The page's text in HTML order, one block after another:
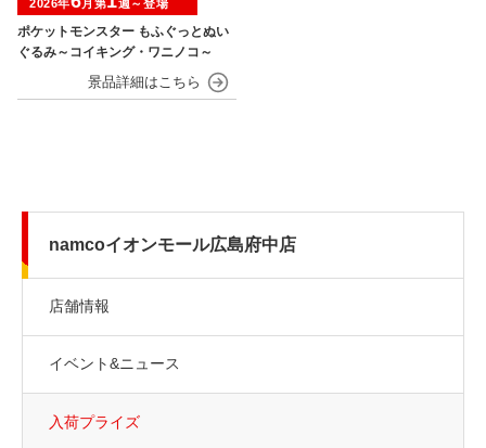
ポケットモンスター もふぐっとぬい
ぐるみ～コイキング・ワニノコ～
2026年 月第 週～登場
namcoイオンモール広島府中店
店舗情報
イベント&ニュース
入荷プライズ